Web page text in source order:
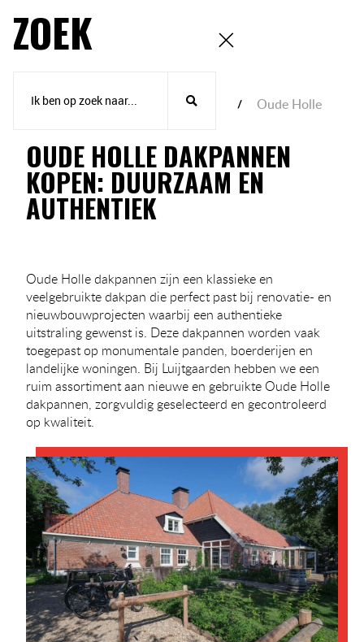
ZOEK
Home Keramische dakpannen Oude Holle
OUDE HOLLE DAKPANNEN
KOPEN: DUURZAAM EN
AUTHENTIEK
Oude Holle dakpannen zijn een klassieke en
veelgebruikte dakpan die perfect past bij renovatie- en
nieuwbouwprojecten waarbij een authentieke
uitstraling gewenst is. Deze dakpannen worden vaak
toegepast op monumentale panden, boerderijen en
landelijke woningen. Bij Luijtgaarden hebben we een
ruim assortiment aan nieuwe en gebruikte Oude Holle
dakpannen, zorgvuldig geselecteerd en gecontroleerd
op kwaliteit.